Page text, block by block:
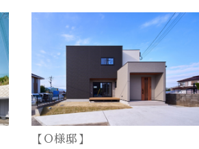
【O様邸】